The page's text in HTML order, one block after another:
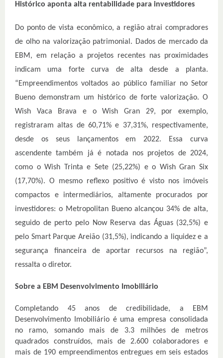
Histórico aponta alta rentabilidade para investidores
Do ponto de vista econômico, a região atrai compradores
de olho na valorização patrimonial. Dados de mercado da
EBM, em relação a projetos recentes nas proximidades
indicam uma forte curva de alta desde a planta.
“Empreendimentos voltados ao público familiar no Setor
Bueno demonstram um histórico de forte valorização. O
Wish Vaca Brava e o Wish Gran 29, por exemplo,
registraram altas de 60,71% e 37,31%, respectivamente,
desde os seus lançamentos em 2022. Essa curva
ascendente também já é notada nos projetos de 2024,
como o Wish Trinta e Sete (25,22%) e o Wish Gran Six
(17,70%). O mesmo reflexo positivo é visto nos imóveis
compactos e intermediários, altamente procurados por
investidores: o Metropolitan Bueno alcançou 34% de alta,
seguido de perto pelo Now Reserva das Águas (32,5%) e
pelo Smart Parque Areião (31,5%), indicando a liquidez e a
segurança financeira de aportar recursos na região”,
ressalta o diretor.
Sobre a EBM Desenvolvimento Imobiliário
Completando 45 anos de credibilidade, a EBM
Desenvolvimento Imobiliário é uma empresa consolidada
no ramo, somando mais de 3.3 milhões de metros
quadrados construídos, mais de 2.600 colaboradores e
mais de 190 empreendimentos entregues em seis estados